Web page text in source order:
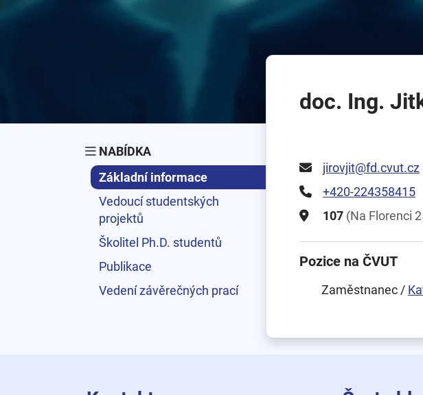
NABÍDKA
Základní informace
Vedoucí studentských
projektů
Školitel Ph.D. studentů
Publikace
Vedení závěrečných prací
doc. Ing.
jirovjit@fd.cvut.cz
+420-224358415
107 (Na Florenci
Pozice na ČVUT
Zaměstnanec /